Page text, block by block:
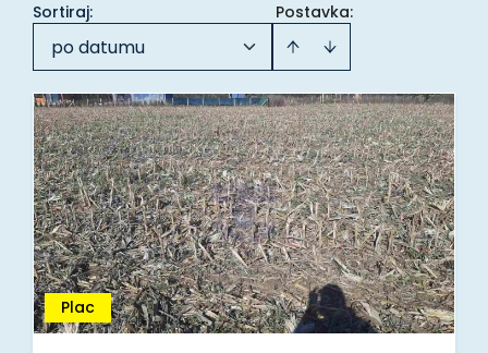
Postavka:
Sortiraj:
po datumu
Plac